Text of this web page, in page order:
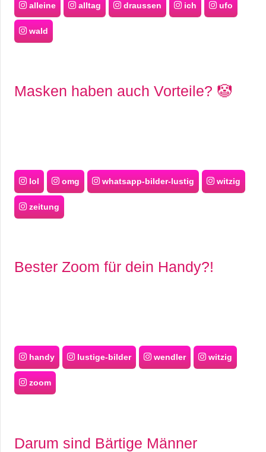
alleine alltag draussen ich ufo
wald
Masken haben auch Vorteile? 🤡
lol omg whatsapp-bilder-lustig witzig
zeitung
Bester Zoom für dein Handy?!
handy lustige-bilder wendler witzig
zoom
Darum sind Bärtige Männer